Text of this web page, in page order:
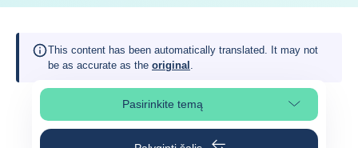
This content has been automatically translated. It may not
be as accurate as the original .
Pasirinkite temąPasirinkite puslapio skiltį